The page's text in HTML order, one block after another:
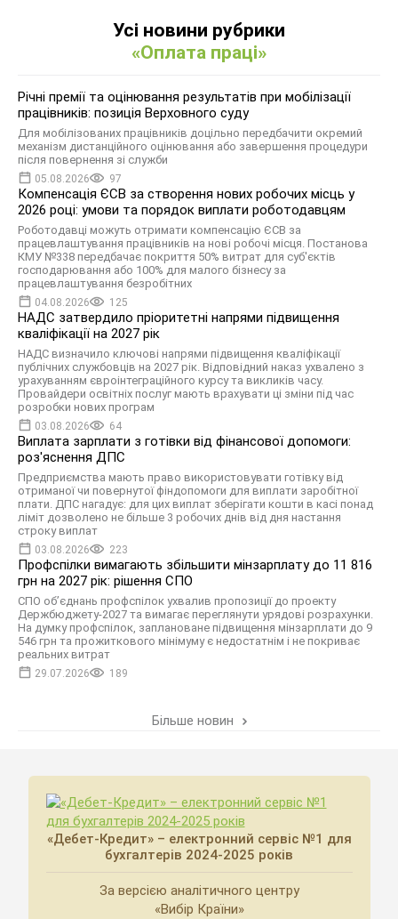
Усі новини рубрики
«Оплата праці»
Річні премії та оцінювання результатів при мобілізації
працівників: позиція Верховного суду
Для мобілізованих працівників доцільно передбачити окремий
механізм дистанційного оцінювання або завершення процедури
після повернення зі служби
05.08.2026 97
Компенсація ЄСВ за створення нових робочих місць у
2026 році: умови та порядок виплати роботодавцям
Роботодавці можуть отримати компенсацію ЄСВ за
працевлаштування працівників на нові робочі місця. Постанова
КМУ №338 передбачає покриття 50% витрат для суб'єктів
господарювання або 100% для малого бізнесу за
працевлаштування безробітних
04.08.2026 125
НАДС затвердило пріоритетні напрями підвищення
кваліфікації на 2027 рік
НАДС визначило ключові напрями підвищення кваліфікації
публічних службовців на 2027 рік. Відповідний наказ ухвалено з
урахуванням євроінтеграційного курсу та викликів часу.
Провайдери освітніх послуг мають врахувати ці зміни під час
розробки нових програм
03.08.2026 64
Виплата зарплати з готівки від фінансової допомоги:
роз'яснення ДПС
Предприємства мають право використовувати готівку від
отриманої чи повернутої фіндопомоги для виплати заробітної
плати. ДПС нагадує: для цих виплат зберігати кошти в касі понад
ліміт дозволено не більше 3 робочих днів від дня настання
строку виплат
03.08.2026 223
Профспілки вимагають збільшити мінзарплату до 11 816
грн на 2027 рік: рішення СПО
СПО об’єднань профспілок ухвалив пропозиції до проекту
Держбюджету-2027 та вимагає переглянути урядові розрахунки.
На думку профспілок, заплановане підвищення мінзарплати до 9
546 грн та прожиткового мінімуму є недостатнім і не покриває
реальних витрат
29.07.2026 189
Більше новин
«Дебет-Кредит» – електронний сервіс №1 для
бухгалтерів 2024-2025 років
За версією аналітичного центру
«Вибір Країни»